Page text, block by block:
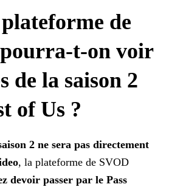
de
t-on voir
de la saison 2
of Us ?
2 ne sera pas directement
, la plateforme de SVOD
devoir passer par le Pass